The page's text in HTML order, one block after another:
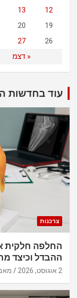
« דצמ
12
13
19
20
26
27
עוד בחדשות
צרכנות
החלפה חלקית
ההבדל וכיצד
2 אוגוסט, 2026